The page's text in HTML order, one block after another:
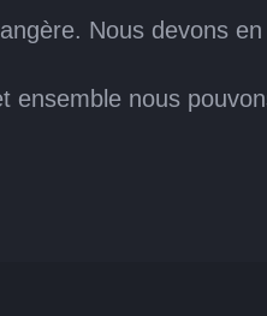
Nous devons
ensemble nous